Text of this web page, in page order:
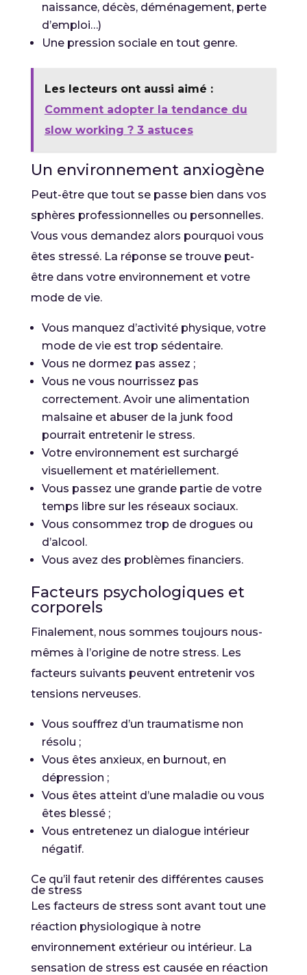
naissance, décès, déménagement, perte
d’emploi…)
Une pression sociale en tout genre.
Les lecteurs ont aussi aimé :
Comment adopter la tendance du
slow working ? 3 astuces
Un environnement anxiogène
Peut-être que tout se passe bien dans vos
sphères professionnelles ou personnelles.
Vous vous demandez alors pourquoi vous
êtes stressé. La réponse se trouve peut-
être dans votre environnement et votre
mode de vie.
Vous manquez d’activité physique, votre
mode de vie est trop sédentaire.
Vous ne dormez pas assez ;
Vous ne vous nourrissez pas
correctement. Avoir une alimentation
malsaine et abuser de la junk food
pourrait entretenir le stress.
Votre environnement est surchargé
visuellement et matériellement.
Vous passez une grande partie de votre
temps libre sur les réseaux sociaux.
Vous consommez trop de drogues ou
d’alcool.
Vous avez des problèmes financiers.
Facteurs psychologiques et
corporels
Finalement, nous sommes toujours nous-
mêmes à l’origine de notre stress. Les
facteurs suivants peuvent entretenir vos
tensions nerveuses.
Vous souffrez d’un traumatisme non
résolu ;
Vous êtes anxieux, en burnout, en
dépression ;
Vous êtes atteint d’une maladie ou vous
êtes blessé ;
Vous entretenez un dialogue intérieur
négatif.
Ce qu’il faut retenir des différentes causes
de stress
Les facteurs de stress sont avant tout une
réaction physiologique à notre
environnement extérieur ou intérieur. La
sensation de stress est causée en réaction